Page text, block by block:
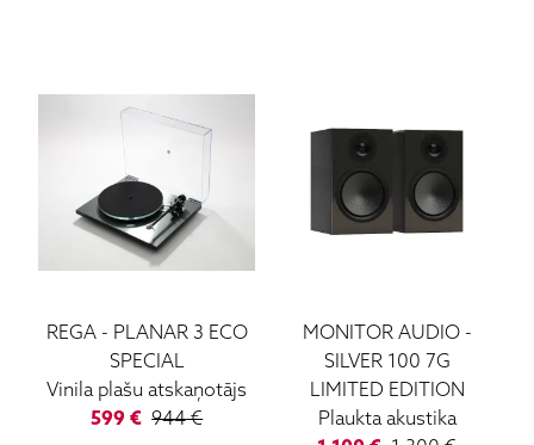
REGA- PLANAR 3 ECO
SPECIAL
Vinila plašu atskaņotājs
599 € 944€
MONITOR AUDIO-
SILVER 100 7G
LIMITED EDITION
Plaukta akustika